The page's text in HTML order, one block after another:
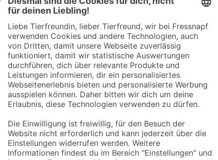
© 2026 Fressnapf Tiernahrungs GmbH
Westpreußenstraße 32-38
Impressum
Datenschutz­hinweise
Cookies
AGB
Entdecke Fressnapf
Tierversicherung
GPS-Tracker
Fressnapf Salon
Online-Shop